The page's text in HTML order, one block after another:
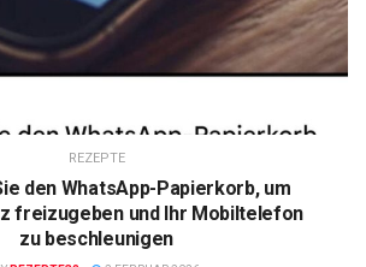
REZEPTE
den WhatsApp-Papierkorb, um
freizugeben und Ihr Mobiltelefon
zu beschleunigen